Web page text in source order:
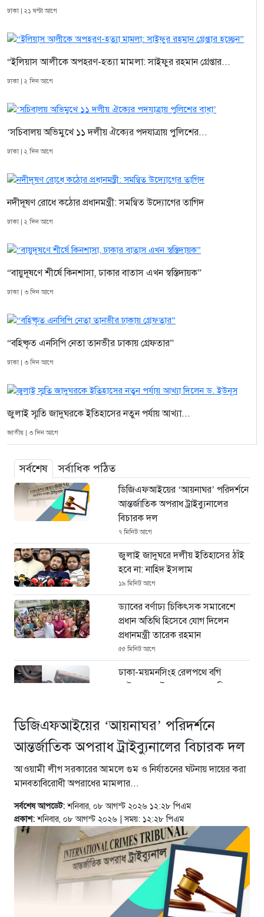
ঢাকা | ২১ ঘণ্টা আগে
“ইলিয়াস আলীকে অপহরণ-হত্যা মামলা: সাইফুর রহমান গ্রেপ্তার...
ঢাকা | ২ দিন আগে
‘সচিবালয় অভিমুখে ১১ দলীয় ঐক্যের পদযাত্রায় পুলিশের...
ঢাকা | ২ দিন আগে
নদীদূষণ রোধে কঠোর প্রধানমন্ত্রী: সমন্বিত উদ্যোগের তাগিদ
ঢাকা | ২ দিন আগে
“বায়ুদূষণে শীর্ষে কিনশাসা, ঢাকার বাতাস এখন স্বস্তিদায়ক”
ঢাকা | ৩ দিন আগে
“বহিষ্কৃত এনসিপি নেতা তানভীর ঢাকায় গ্রেফতার”
ঢাকা | ৩ দিন আগে
জুলাই স্মৃতি জাদুঘরকে ইতিহাসের নতুন পর্যায় আখ্যা...
জাতীয় | ৩ দিন আগে
সর্বশেষ সর্বাধিক পঠিত
ডিজিএফআইয়ের ‘আয়নাঘর’ পরিদর্শনে
আন্তর্জাতিক অপরাধ ট্রাইব্যুনালের
বিচারক দল
৭ মিনিট আগে
জুলাই জাদুঘরে দলীয় ইতিহাসের ঠাঁই
হবে না: নাহিদ ইসলাম
১৯ মিনিট আগে
ড্যাবের বর্ণাঢ্য চিকিৎসক সমাবেশে
প্রধান অতিথি হিসেবে যোগ দিলেন
প্রধানমন্ত্রী তারেক রহমান
৫৫ মিনিট আগে
ঢাকা-ময়মনসিংহ রেলপথে বগি
লাইনচ্যুত: ট্রেন চলাচল স্বাভাবিক
“হাম উপসর্গে আরও তিনজনের মৃত্যু,
নতুন আক্রান্ত ১২১৮”
১৯ ঘণ্টা আগে
“গণভোটের রায় সরকার হরণ করেছে?
যা বললেন নাহিদ ইসলাম”।
১৯ ঘণ্টা আগে
শেখ হাসিনা গণতন্ত্রের নাম করে
প্রতিষ্ঠানগুলো ধ্বংস করেছেন: মির্জা
ফখরুল
২১ ঘণ্টা আগে
থাইল্যান্ডে ভয়াবহ বন্দুক হামলা: দাদা-
দাদিসহ স্কুলে আরও ৭ জনকে হত্যা
ডিজিএফআইয়ের ‘আয়নাঘর’ পরিদর্শনে
আন্তর্জাতিক অপরাধ ট্রাইব্যুনালের বিচারক দল
আওয়ামী লীগ সরকারের আমলে গুম ও নির্যাতনের ঘটনায় দায়ের করা
মানবতাবিরোধী অপরাধের মামলার...
সর্বশেষ আপডেট:শনিবার, ০৮ আগস্ট ২০২৬ ১২:২৮ পিএম
প্রকাশ:শনিবার, ০৮ আগস্ট ২০২৬ | সময়: ১২:২৮ পিএম